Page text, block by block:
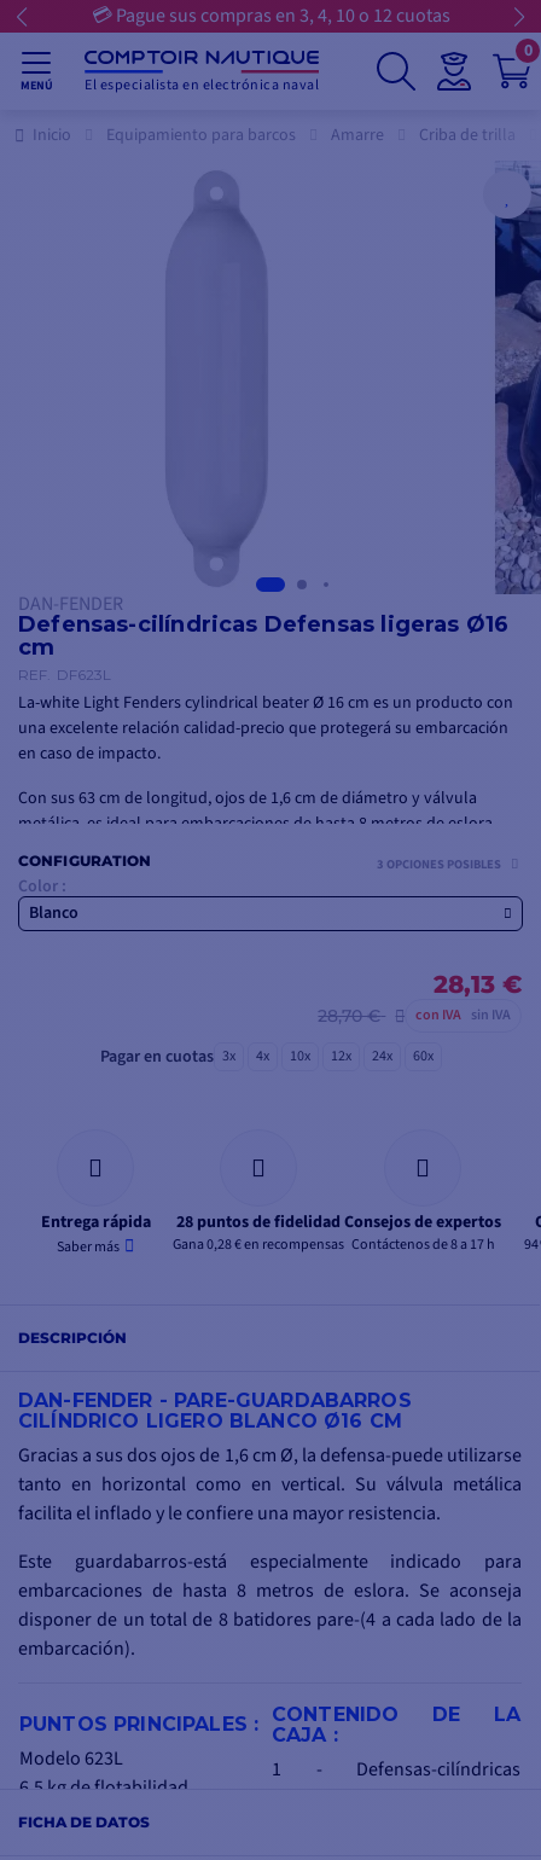
💳 Pague sus compras en 3, 4, 10 o 12 cuotas
MENÚ El especialista en electrónica naval
0
Inicio Equipamiento para barcos Amarre Criba de trilla
DAN-FENDER
Defensas-cilíndricas Defensas ligeras Ø16
cm
REF. DF623L
La-white Light Fenders cylindrical beater Ø 16 cm es un producto con
una excelente relación calidad-precio que protegerá su embarcación
en caso de impacto.
Con sus 63 cm de longitud, ojos de 1,6 cm de diámetro y válvula
metálica, es ideal para embarcaciones de hasta 8 metros de eslora.
CONFIGURATION
Color :
Blanco
3 OPCIONES POSIBLES
28,13 €
28,70 € con IVA sin IVA
Pagar en cuotas 3x 4x 10x 12x 24x 60x
Entrega rápida
Saber más
28 puntos de fidelidad
Gana 0,28 € en recompensas
Consejos de expertos
Contáctenos de 8 a 17 h
FICHA DE DATOS
DESCRIPCIÓN
DAN-FENDER - PARE-GUARDABARROS
CILÍNDRICO LIGERO BLANCO Ø16 CM
Gracias a sus dos ojos de 1,6 cm Ø, la defensa-puede utilizarse
tanto en horizontal como en vertical. Su válvula metálica
facilita el inflado y le confiere una mayor resistencia.
Este guardabarros-está especialmente indicado para
embarcaciones de hasta 8 metros de eslora. Se aconseja
disponer de un total de 8 batidores pare-(4 a cada lado de la
embarcación).
PUNTOS PRINCIPALES :
Modelo 623L
6,5 kg de flotabilidad
Dos ojos fuertes
CONTENIDO DE LA
CAJA :
1 - Defensas-cilíndricas